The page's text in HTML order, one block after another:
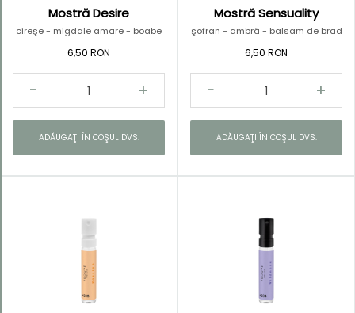
Mostră Desire
cireşe - migdale amare - boabe
de tonka
6,50 RON
ADĂUGAŢI ÎN COŞUL DVS.
Mostră Sensuality
şofran - ambră - balsam de brad
6,50 RON
ADĂUGAŢI ÎN COŞUL DVS.